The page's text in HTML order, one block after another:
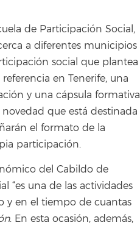
de Participación Social,
a diferentes municipios
social que plantea
en Tenerife, una
y una cápsula formativa
que está destinada
el formato de la
participación.
del Cabildo de
“es una de las actividades
y en el tiempo de cuantas
. En esta ocasión, además,